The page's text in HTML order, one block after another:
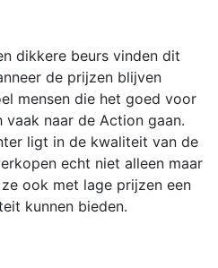
dikkere beurs vinden dit
de prijzen blijven
mensen die het goed voor
naar de Action gaan.
ligt in de kwaliteit van de
echt niet alleen maar
ook met lage prijzen een
kunnen bieden.